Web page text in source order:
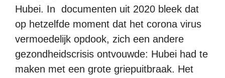
Hubei. In documenten uit 2020 bleek dat
op hetzelfde moment dat het corona virus
vermoedelijk opdook, zich een andere
gezondheidscrisis ontvouwde: Hubei had te
maken met een grote griepuitbraak. Het